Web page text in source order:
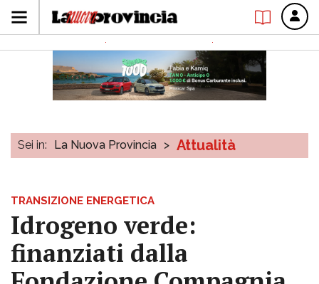
Sei in: La Nuova Provincia > Attualità
TRANSIZIONE ENERGETICA
Idrogeno verde:
finanziati dalla